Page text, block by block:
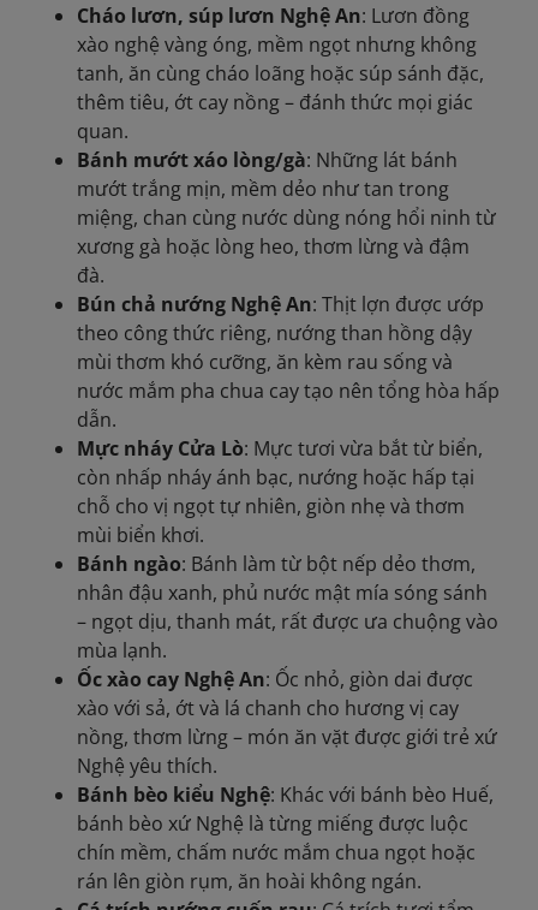
Cháo lươn, súp lươn Nghệ An: Lươn đồng
xào nghệ vàng óng, mềm ngọt nhưng không
tanh, ăn cùng cháo loãng hoặc súp sánh đặc,
thêm tiêu, ớt cay nồng – đánh thức mọi giác
quan.
Bánh mướt xáo lòng/gà: Những lát bánh
mướt trắng mịn, mềm dẻo như tan trong
miệng, chan cùng nước dùng nóng hổi ninh từ
xương gà hoặc lòng heo, thơm lừng và đậm
đà.
Bún chả nướng Nghệ An: Thịt lợn được ướp
theo công thức riêng, nướng than hồng dậy
mùi thơm khó cưỡng, ăn kèm rau sống và
nước mắm pha chua cay tạo nên tổng hòa hấp
dẫn.
Mực nháy Cửa Lò: Mực tươi vừa bắt từ biển,
còn nhấp nháy ánh bạc, nướng hoặc hấp tại
chỗ cho vị ngọt tự nhiên, giòn nhẹ và thơm
mùi biển khơi.
Bánh ngào: Bánh làm từ bột nếp dẻo thơm,
nhân đậu xanh, phủ nước mật mía sóng sánh
– ngọt dịu, thanh mát, rất được ưa chuộng vào
mùa lạnh.
Ốc xào cay Nghệ An: Ốc nhỏ, giòn dai được
xào với sả, ớt và lá chanh cho hương vị cay
nồng, thơm lừng – món ăn vặt được giới trẻ xứ
Nghệ yêu thích.
Bánh bèo kiểu Nghệ: Khác với bánh bèo Huế,
bánh bèo xứ Nghệ là từng miếng được luộc
chín mềm, chấm nước mắm chua ngọt hoặc
rán lên giòn rụm, ăn hoài không ngán.